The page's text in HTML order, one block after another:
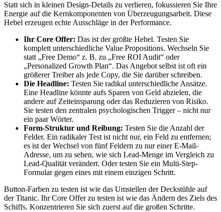
Statt sich in kleinen Design-Details zu verlieren, fokussieren Sie Ihre
Energie auf die Kernkomponenten von Überzeugungsarbeit. Diese
Hebel erzeugen echte Ausschläge in der Performance.
Ihr Core Offer: Das ist der größte Hebel. Testen Sie
komplett unterschiedliche Value Propositions. Wechseln Sie
statt „Free Demo“ z. B. zu „Free ROI Audit“ oder
„Personalized Growth Plan“. Das Angebot selbst ist oft ein
größerer Treiber als jede Copy, die Sie darüber schreiben.
Die Headline: Testen Sie radikal unterschiedliche Ansätze.
Eine Headline könnte aufs Sparen von Geld abzielen, die
andere auf Zeiteinsparung oder das Reduzieren von Risiko.
Sie testen den zentralen psychologischen Trigger – nicht nur
ein paar Wörter.
Form-Struktur und Reibung: Testen Sie die Anzahl der
Felder. Ein radikaler Test ist nicht nur, ein Feld zu entfernen;
es ist der Wechsel von fünf Feldern zu nur einer E-Mail-
Adresse, um zu sehen, wie sich Lead-Menge im Vergleich zu
Lead-Qualität verändert. Oder testen Sie ein Multi-Step-
Formular gegen eines mit einem einzigen Schritt.
Button-Farben zu testen ist wie das Umstellen der Deckstühle auf
der Titanic. Ihr Core Offer zu testen ist wie das Ändern des Ziels des
Schiffs. Konzentrieren Sie sich zuerst auf die großen Schritte.